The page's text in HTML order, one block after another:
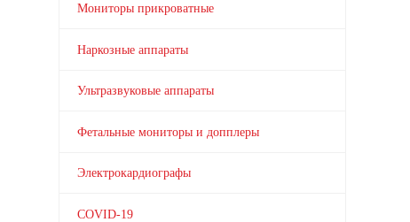
Мониторы прикроватные
Наркозные аппараты
Ультразвуковые аппараты
Фетальные мониторы и допплеры
Электрокардиографы
COVID-19